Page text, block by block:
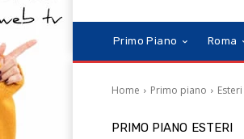
Primo Piano Roma
Home Primo piano Esteri
PRIMO PIANO ESTERI